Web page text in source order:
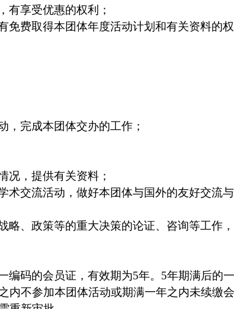
有享受优惠的权利；
免费取得本团体年度活动计划和有关资料的权
，完成本团体交办的工作；
况，提供有关资料；
术交流活动，做好本团体与国外的友好交流
略、政策等的重大决策的论证、咨询等工作
编码的会员证，有效期为5年。 5年期满后的一
内不参加本团体活动或期满一年之内未续缴